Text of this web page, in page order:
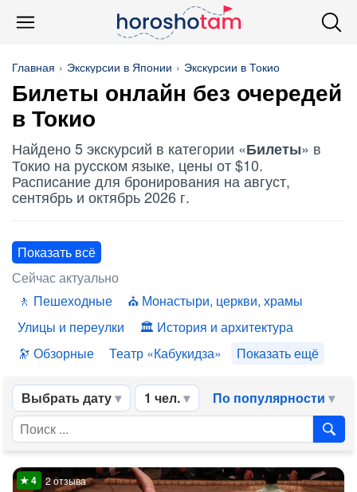
Главная Экскурсии в Японии Экскурсии в Токио
Билеты онлайн без очередей
в Токио
Найдено 5 экскурсий в категории «Билеты» в
Токио на русском языке, цены от $10.
Расписание для бронирования на август,
сентябрь и октябрь 2026 г.
Показать всё
Сейчас актуально
Пешеходные
Монастыри, церкви, храмы
Улицы и переулки
История и архитектура
Обзорные
Театр «Кабукидза» Показать ещё
Выбрать дату 1 чел. По популярности
2 отзыва